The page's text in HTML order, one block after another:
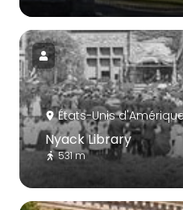
États-Unis
Nyack Library
531 m